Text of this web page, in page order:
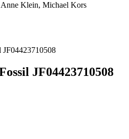
Klein, Michael Kors
JF04423710508
JF04423710508